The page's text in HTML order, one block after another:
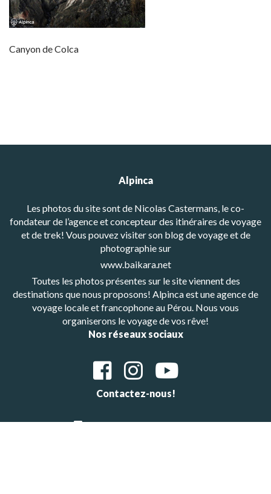
Canyon de Colca
Alpinca
Les photos du site sont de Nicolas Castermans, le co-
fondateur de l’agence et concepteur des itinéraires de voyage
et de trek! Vous pouvez visiter son blog de voyage et de
photographie sur
www.baikara.net
Toutes les photos présentes sur le site viennent des
destinations que nous proposons! Alpinca est une agence de
voyage locale et francophone au Pérou. Nous vous
organiserons le voyage de vos rêve!
Nos réseaux sociaux
Contactez-nous!
Whatsapp: +48601647483